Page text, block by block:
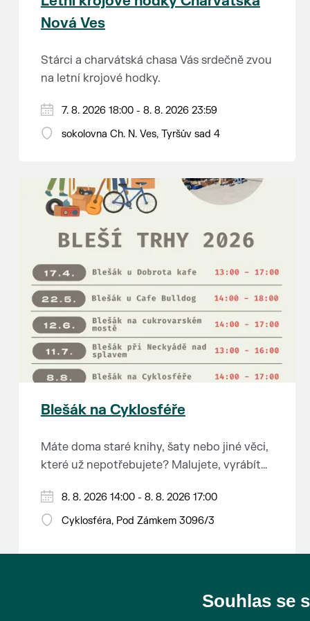
Nová Ves
Stárci a charvátská chasa Vás srdečně zvou
na letní krojové hodky.
PÁTEK 7. srpna
18:00 - ruční stavění máje
14:00 - krojový průvod pro stárky od
hostince “U Buvola”
16:00 - odpolední zábava na sokolovně
21:00 - večerní zábava
K tanci a poslechu bude hrát DH
Lanžhotčané.
Těšíme se na Vás!
7. 8. 2026 18:00 - 8. 8. 2026 23:59
sokolovna Ch. N. Ves, Tyršův sad 4
Blešák na Cyklosféře
Máte doma staré knihy, šaty nebo jiné věci,
které už nepotřebujete? Malujete, vyrábíte
Chcete se zbavit staré sbírky, která
zbytečně leží na půdě? Překáží vám ve
Anebo byste rádi našli poklady za pár
Prodejce prosíme tradičně o příchod 30
8. 8. 2026 14:00 - 8. 8. 2026 17:00
Cyklosféra, Pod Zámkem 3096/3
Souhlas se